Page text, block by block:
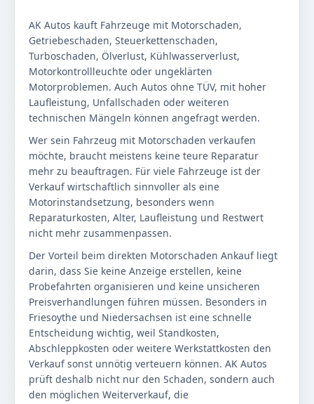
AK Autos kauft Fahrzeuge mit Motorschaden,
Getriebeschaden, Steuerkettenschaden,
Turboschaden, Ölverlust, Kühlwasserverlust,
Motorkontrollleuchte oder ungeklärten
Motorproblemen. Auch Autos ohne TÜV, mit hoher
Laufleistung, Unfallschaden oder weiteren
technischen Mängeln können angefragt werden.
Wer sein Fahrzeug mit Motorschaden verkaufen
möchte, braucht meistens keine teure Reparatur
mehr zu beauftragen. Für viele Fahrzeuge ist der
Verkauf wirtschaftlich sinnvoller als eine
Motorinstandsetzung, besonders wenn
Reparaturkosten, Alter, Laufleistung und Restwert
nicht mehr zusammenpassen.
Der Vorteil beim direkten Motorschaden Ankauf liegt
darin, dass Sie keine Anzeige erstellen, keine
Probefahrten organisieren und keine unsicheren
Preisverhandlungen führen müssen. Besonders in
Friesoythe und Niedersachsen ist eine schnelle
Entscheidung wichtig, weil Standkosten,
Abschleppkosten oder weitere Werkstattkosten den
Verkauf sonst unnötig verteuern können. AK Autos
prüft deshalb nicht nur den Schaden, sondern auch
den möglichen Weiterverkauf, die